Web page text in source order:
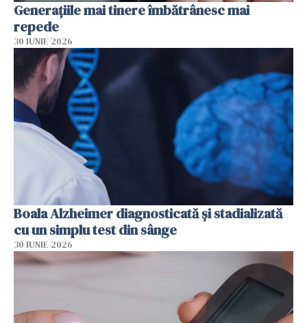
Generațiile mai tinere îmbătrânesc mai
repede
30 IUNIE 2026
Boala Alzheimer diagnosticată și stadializată
cu un simplu test din sânge
30 IUNIE 2026